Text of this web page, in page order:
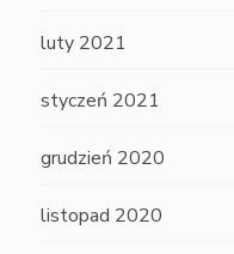
luty 2021
styczeń 2021
grudzień 2020
listopad 2020